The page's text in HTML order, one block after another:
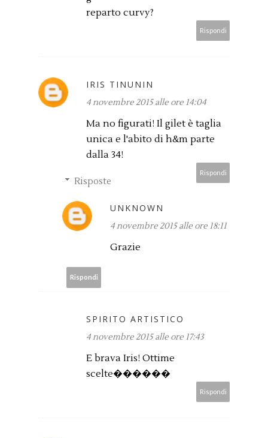
reparto curvy?
Rispondi
IRIS TINUNIN
4 novembre 2015 alle ore 14:04
Ma no figurati! Il gilet è taglia
unica e l'abito di h&m parte
dalla 34!
Rispondi
Risposte
UNKNOWN
4 novembre 2015 alle ore 18:11
Grazie
Rispondi
SPIRITO ARTISTICO
4 novembre 2015 alle ore 17:43
E brava Iris! Ottime
scelte������
Rispondi